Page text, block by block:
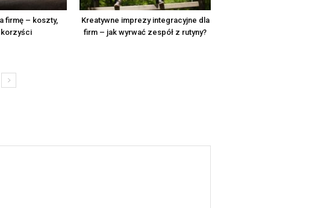
firmę – koszty,
Kreatywne imprezy integracyjne dla
firm – jak wyrwać zespół z rutyny?